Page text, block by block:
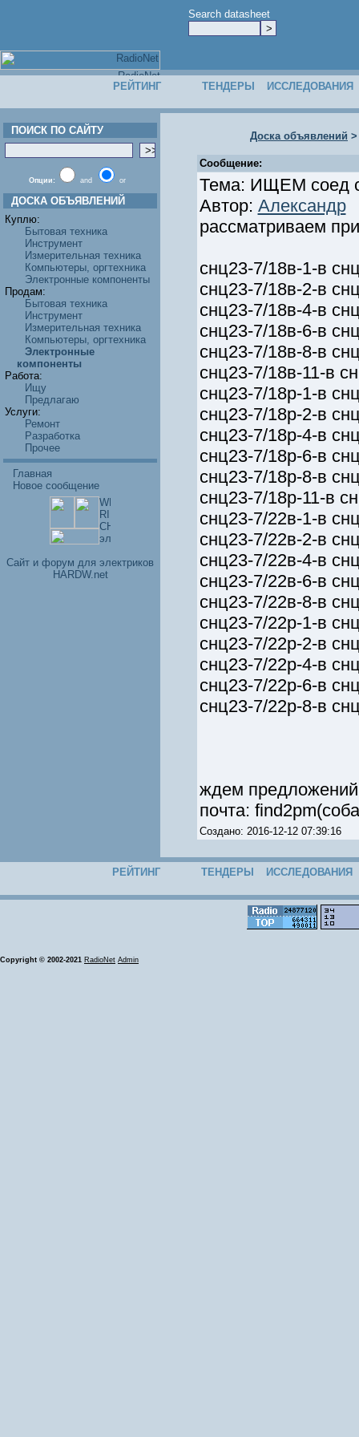
Search datasheet
РЕЙТИНГ ТЕНДЕРЫ ИССЛЕДОВАНИЯ
ПОИСК ПО САЙТУ
Опции: and or
ДОСКА ОБЪЯВЛЕНИЙ
Куплю:
Бытовая техника
Инструмент
Измерительная техника
Компьютеры, оргтехника
Электронные компоненты
Продам:
Бытовая техника
Инструмент
Измерительная техника
Компьютеры, оргтехника
Электронные
компоненты
Работа:
Ищу
Предлагаю
Услуги:
Ремонт
Разработка
Прочее
Главная
Новое сообщение
Cайт и форум для электриков
HARDW.net
Доска объявлений
Сообщение:
Тема: ИЩЕМ соед
Автор: Александр
рассматриваем
снц23-7/18в-1-в
снц23-7/18в-2-в
снц23-7/18в-4-в
снц23-7/18в-6-в
снц23-7/18в-8-в
снц23-7/18в-11-в
снц23-7/18р-1-в
снц23-7/18р-2-в
снц23-7/18р-4-в
снц23-7/18р-6-в
снц23-7/18р-8-в
снц23-7/18р-11-в
снц23-7/22в-1-в
снц23-7/22в-2-в
снц23-7/22в-4-в
снц23-7/22в-6-в
снц23-7/22в-8-в
снц23-7/22р-1-в
снц23-7/22р-2-в
снц23-7/22р-4-в
снц23-7/22р-6-в
снц23-7/22р-8-в
ждем
почта:
Создано: 2016-12-12 07:39:16
РЕЙТИНГ ТЕНДЕРЫ ИССЛЕДОВАНИЯ
Copyright © 2002-2021 RadioNet Admin